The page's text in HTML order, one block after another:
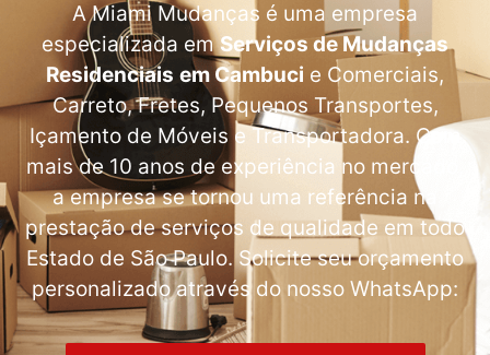
A Miami Mudanças é uma empresa
especializada emServiços de Mudanças
Residenciais em Cambuci e Comerciais,
Carreto, Fretes, Pequenos Transportes,
Içamento de Móveis e Transportadora. Com
mais de 10 anos de experiência no mercado,
a empresa se tornou uma referência na
prestação de serviços de qualidade em todo
Estado de São Paulo. Solicite seu orçamento
personalizado através do nosso WhatsApp: